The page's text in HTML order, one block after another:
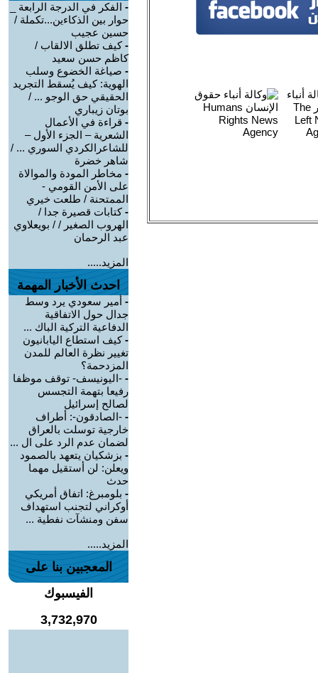
- الفكر في الدرجة الرابعة _
حوار بين الذكاءين...تكملة /
حسين عجيب
-كيف تطلق الالقاب /
كاظم حسن سعيد
- صياغة الخضوع وسلب
الهوية: كيف يُسقط التجريد
الحقيقي حق الوجو ... /
بوتان زيباري
- قراءة في الأعمال
الشعرية – الجزء الأول –
للشاعرالكردي السوري ... /
شاهر خضرة
- مخاطر المودة والموالاة
على الأمن القومي -
الممتحنة / طلعت خيري
-كتابات قصيرة جدا /
الهروب الصغير / / بويعلاوي
عبد الرحمان
المزيد.....
احدث الأخبار المهمة
- أمير سعودي يرد وسط
جدال حول الاتفاقية
الدفاعية التركية الباك ...
-كيف استطاع اليابانيون
تغيير نظرة العالم للمدن
المزدحمة؟
- -اليونيسف- توقف موظفا
رفيعا بتهمة التجسس
لصالح إسرائيل
- -الصادقون-: أطراف
خارجية توسلت بالعراق
لضمان عدم الرد على ال ...
- بزشكيان يتعهد بالصمود
ويعلن: لن أستقيل مهما
حدث
- بلومبرغ: اتفاق أمريكي
أوكراني لتجنب استهداف
سفن ومنشآت نفطية ...
المزيد.....
المعجبين بنا على
الفيسبوك
3,732,970